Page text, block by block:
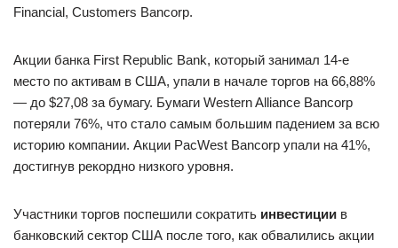
Financial, Customers Bancorp.
Акции банка First Republic Bank, который занимал 14-е
место по активам в США, упали в начале торгов на 66,88%
— до $27,08 за бумагу. Бумаги Western Alliance Bancorp
потеряли 76%, что стало самым большим падением за всю
историю компании. Акции PacWest Bancorp упали на 41%,
достигнув рекордно низкого уровня.
Участники торгов поспешили сократить инвестиции в
банковский сектор США после того, как обвалились акции